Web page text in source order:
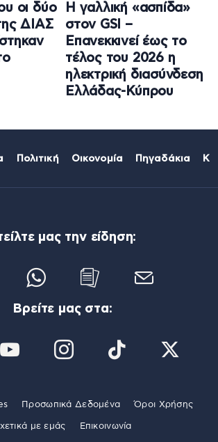
οι δύο
ΔΙΑΣ
Η γαλλική «ασπίδα»
στον GSI –
Επανεκκινεί έως το
τέλος του 2026 η
ηλεκτρική διασύνδεση
Ελλάδας-Κύπρου
Πολιτική Οικονομία Πηγαδάκια
μας την είδηση:
Βρείτε μας στα:
Προσωπικά Δεδομένα Όροι Χρήσης
με εμάς Επικοινωνία